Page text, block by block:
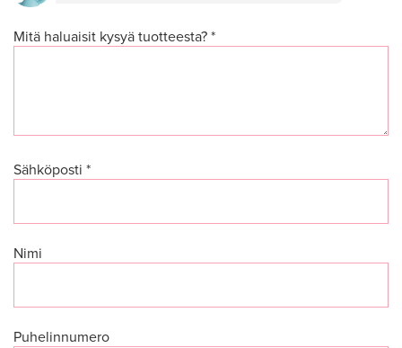
Mitä haluaisit kysyä tuotteesta? *
Sähköposti *
Nimi
Puhelinnumero